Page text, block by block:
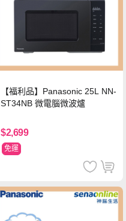
【福利品】Panasonic 25L NN-
ST34NB 微電腦微波爐
$2,699
免運